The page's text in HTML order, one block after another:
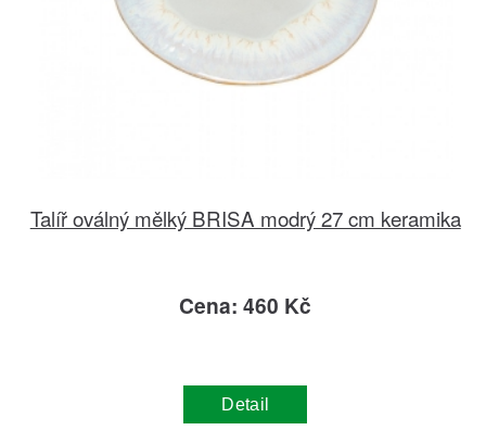
Talíř oválný mělký BRISA modrý 27 cm keramika
Cena: 460 Kč
Detail